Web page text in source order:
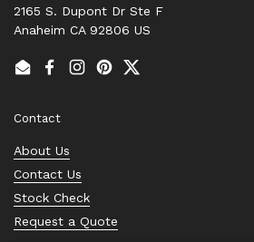
2165 S. Dupont Dr Ste F
Anaheim CA 92806 US
EmailFacebook
Instagram
PinterestTwitter
Contact
About Us
Contact Us
Stock Check
Request a Quote